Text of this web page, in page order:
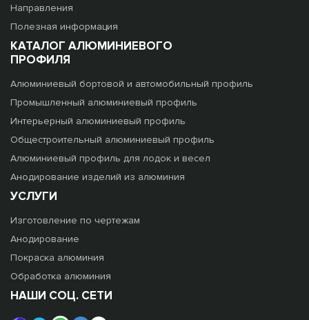
Направления
Полезная информация
КАТАЛОГ АЛЮМИНИЕВОГО
ПРОФИЛЯ
Алюминиевый бортовой и автомобильный профиль
Промышленный алюминиевый профиль
Интерьерный алюминиевый профиль
Общестроительный алюминиевый профиль
Алюминиевый профиль для лодок и весел
Анодирование изделий из алюминия
УСЛУГИ
Изготовление по чертежам
Анодирование
Покраска алюминия
Обработка алюминия
НАШИ СОЦ. СЕТИ